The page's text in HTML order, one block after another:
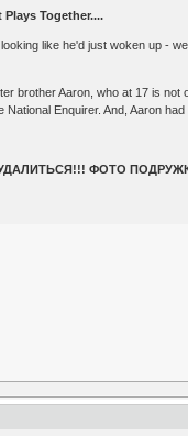
Together....
like he'd just woken up -
brother Aaron, who at 17 is
Enquirer. And, Aaron
ФОТО